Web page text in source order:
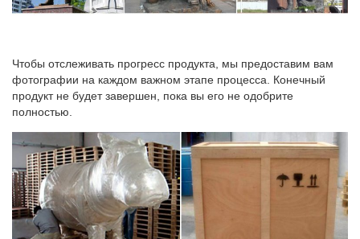
Чтобы отслеживать прогресс продукта, мы предоставим вам
фотографии на каждом важном этапе процесса. Конечный
продукт не будет завершен, пока вы его не одобрите
полностью.